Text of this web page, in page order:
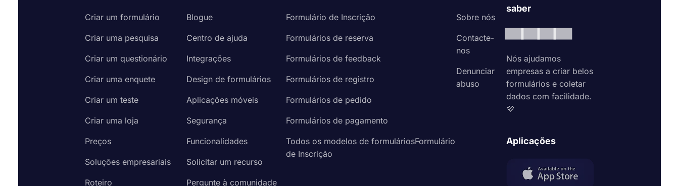
Criar um formulário
Criar uma pesquisa
Criar um questionário
Criar uma enquete
Criar um teste
Criar uma loja
Preços
Soluções empresariais
Roteiro
Blogue
Centro de ajuda
Integrações
Design de formulários
Aplicações móveis
Segurança
Funcionalidades
Solicitar um recurso
Pergunte à comunidade
Formulário de Inscrição
Formulários de reserva
Formulários de feedback
Formulários de registro
Formulários de pedido
Formulários de pagamento
Todos os modelos de formuláriosFormulário
de Inscrição
Sobre nós
Contacte-
nos
Denunciar
abuso
saber
Nós ajudamos
empresas a criar belos
formulários e coletar
dados com facilidade.
💜
Aplicações